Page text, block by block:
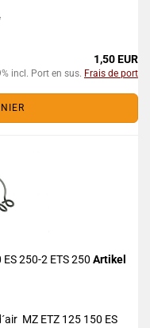
1,50 EUR
incl. Port en sus. Frais de port
250-2 ETS 250 Artikel
MZ ETZ 125 150 ES